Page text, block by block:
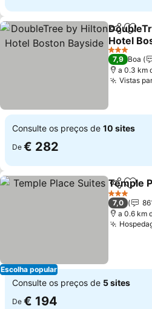
Partilhar
Hotel
Ver
3 Estrelas
7,9 Boa
a 0.3 km
Vistas
Consulte os preços de 10 sites
De € 282
Escolha popular
Partilhar
Temple
3 Estrelas
7,0
a 0.6 km
Consulte os preços de 5 sites
De € 194